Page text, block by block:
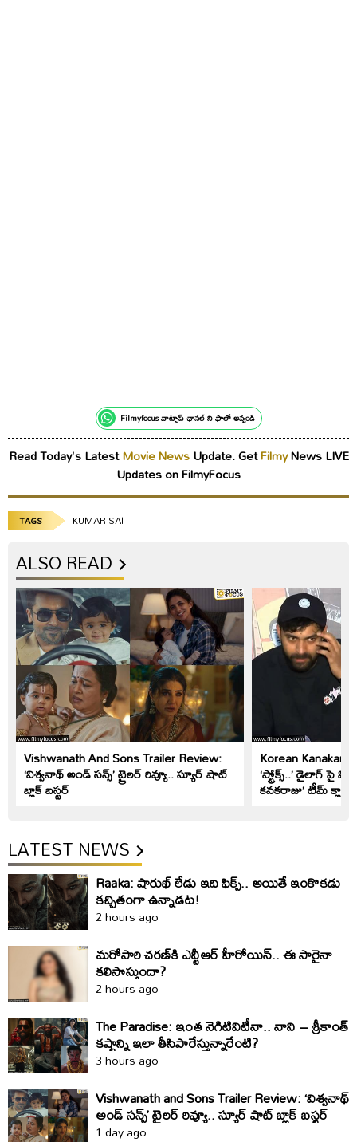
Filmyfocus వాట్సాప్ ఛానల్ ని ఫాలో అవ్వండి
Read Today's LatestMovie NewsUpdate. GetFilmyNews LIVE
Updates on FilmyFocus
TAGS KUMAR SAI
ALSO READ
Vishwanath And Sons Trailer Review:
‘విశ్వనాథ్ అండ్ సన్స్’ ట్రైలర్ రివ్యూ.. స్యూర్ షాట్
బ్లాక్ బస్టర్
Korean
‘స్ట్రోక్స్..’ డైలాగ్ పై
కనకరాజు’ టీమ్
LATEST NEWS
Raaka: షారుఖ్‌ లేడు ఇది ఫిక్స్‌.. అయితే ఇంకొకడు
కచ్చితంగా ఉన్నాడట!
2 hours ago
మరోసారి చరణ్‌కి ఎన్టీఆర్‌ హీరోయిన్‌.. ఈ సారైనా
కలిసొస్తుందా?
2 hours ago
The Paradise: ఇంత నెగిటివిటీనా.. నాని – శ్రీకాంత్‌
కష్టాన్ని ఇలా తీసిపారేస్తున్నారేంటి?
3 hours ago
Vishwanath and Sons Trailer Review: ‘విశ్వనాథ్
అండ్ సన్స్’ ట్రైలర్ రివ్యూ.. స్యూర్ షాట్ బ్లాక్ బస్టర్
1 day ago